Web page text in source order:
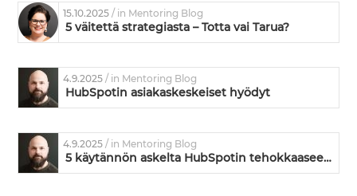
15.10.2025/ in Mentoring Blog
5 väitettä strategiasta – Totta vai Tarua?
4.9.2025/ in Mentoring Blog
HubSpotin asiakaskeskeiset hyödyt
4.9.2025/ in Mentoring Blog
5 käytännön askelta HubSpotin tehokkaaseen käyttöönottoon